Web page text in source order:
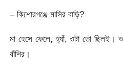
– কিশোরগঞ্জে মাসির বাড়ি?
মা হেসে ফেলে, হ্যাঁ, ওটা তো ছিলই।
বাঁশির।